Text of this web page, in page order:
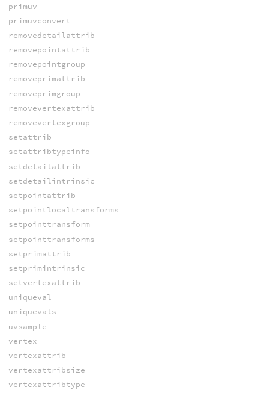
primuv
primuvconvert
removedetailattrib
removepointattrib
removepointgroup
removeprimattrib
removeprimgroup
removevertexattrib
removevertexgroup
setattrib
setattribtypeinfo
setdetailattrib
setdetailintrinsic
setpointattrib
setpointlocaltransforms
setpointtransform
setpointtransforms
setprimattrib
setprimintrinsic
setvertexattrib
uniqueval
uniquevals
uvsample
vertex
vertexattrib
vertexattribsize
vertexattribtype